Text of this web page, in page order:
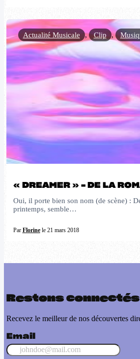
« DREAMER » – DE LA
Oui, il porte bien son nom (de scène) :
printemps, semble…
Par Florinele 21 mars 2018
Actualité Musicale , Clip ,
Restons connectés
Recevez le meilleur de nos découvertes
Email